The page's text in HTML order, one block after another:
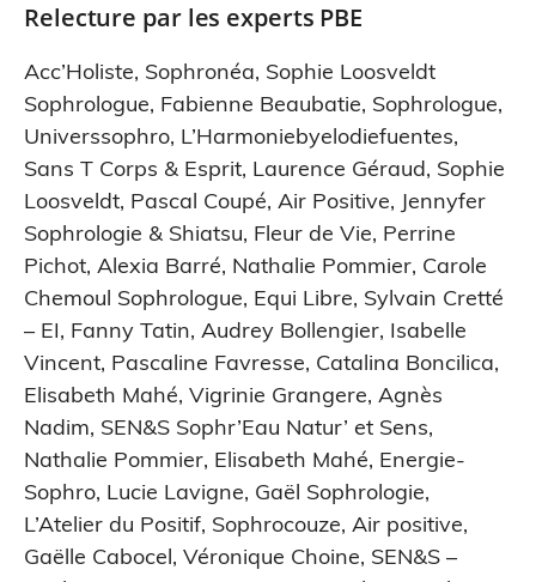
Relecture par les experts PBE
Acc’Holiste, Sophronéa, Sophie Loosveldt
Sophrologue, Fabienne Beaubatie, Sophrologue,
Universsophro, L’Harmoniebyelodiefuentes,
Sans T Corps & Esprit, Laurence Géraud, Sophie
Loosveldt, Pascal Coupé, Air Positive, Jennyfer
Sophrologie & Shiatsu, Fleur de Vie, Perrine
Pichot, Alexia Barré, Nathalie Pommier, Carole
Chemoul Sophrologue, Equi Libre, Sylvain Cretté
– EI, Fanny Tatin, Audrey Bollengier, Isabelle
Vincent, Pascaline Favresse, Catalina Boncilica,
Elisabeth Mahé, Vigrinie Grangere, Agnès
Nadim, SEN&S Sophr’Eau Natur’ et Sens,
Nathalie Pommier, Elisabeth Mahé, Energie-
Sophro, Lucie Lavigne, Gaël Sophrologie,
L’Atelier du Positif, Sophrocouze, Air positive,
Gaëlle Cabocel, Véronique Choine, SEN&S –